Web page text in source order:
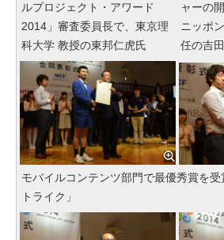
ルプロジェクト・アワード
2014」審査委員長で、東京理
科大学 教授の東邦仁虎氏
ャーの
ニッポ
任の吉
モバイルコンテンツ部門で最優秀賞を
トライク」